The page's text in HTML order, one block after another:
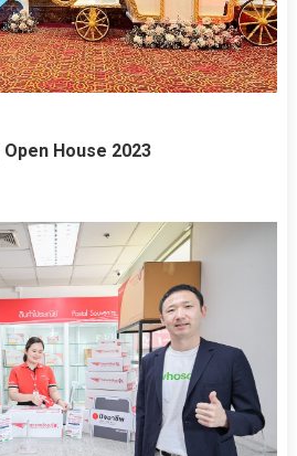
House 2023